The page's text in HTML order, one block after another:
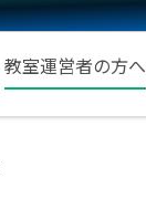
教室運営者の方へ